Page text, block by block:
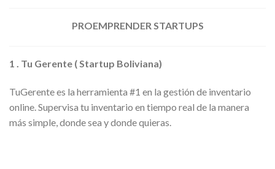
PROEMPRENDER STARTUPS
1 . Tu Gerente ( Startup Boliviana)
TuGerente es la herramienta #1 en la gestión de inventario
online. Supervisa tu inventario en tiempo real de la manera
más simple, donde sea y donde quieras.